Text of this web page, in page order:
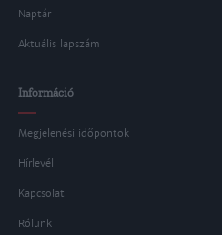
Naptár
Aktuális lapszám
Információ
Megjelenési időpontok
Hírlevél
Kapcsolat
Rólunk